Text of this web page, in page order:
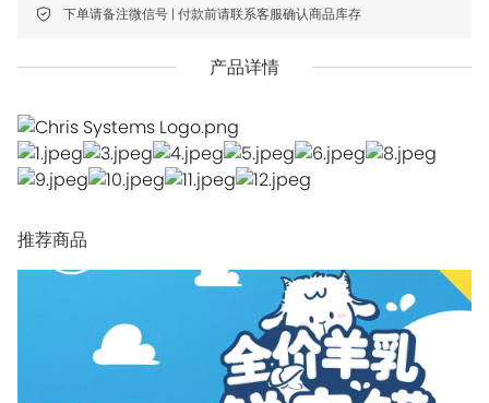
下单请备注微信号 | 付款前请联系客服确认商品库存
产品详情
推荐商品